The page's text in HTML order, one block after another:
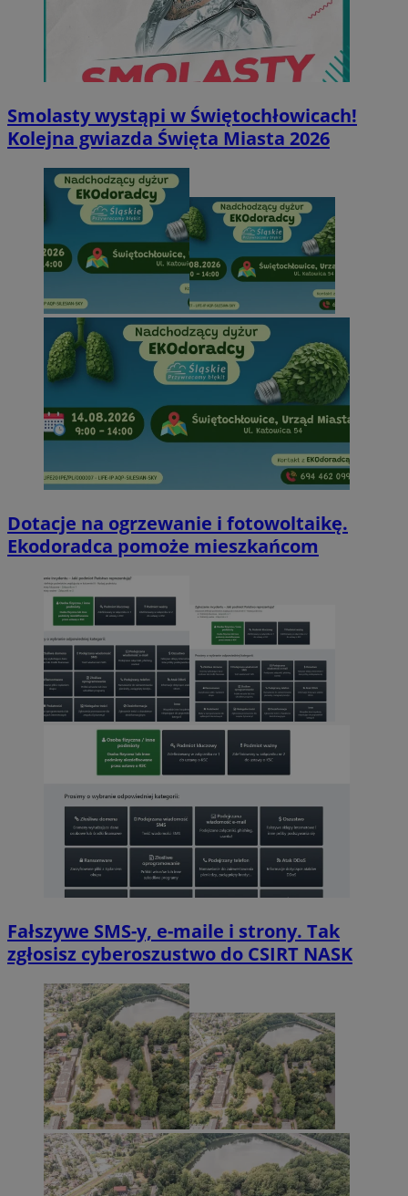
Smolasty wystąpi w Świętochłowicach!
Kolejna gwiazda Święta Miasta 2026
Dotacje na ogrzewanie i fotowoltaikę.
Ekodoradca pomoże mieszkańcom
Fałszywe SMS-y, e-maile i strony. Tak
zgłosisz cyberoszustwo do CSIRT NASK